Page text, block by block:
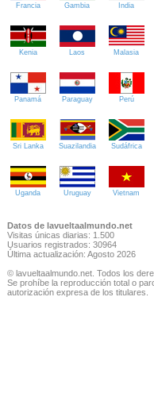
Francia Gambia India
Kenia Laos Malasia
Panamá Paraguay Perú
Sri Lanka Suazilandia Sudáfrica
Uganda Uruguay Vietnam
Datos de lavueltaalmundo.net
Visitas únicas diarias: 1.500
Usuarios registrados: 30964
Última actualización: Agosto 2026
© lavueltaalmundo.net. Todos los
Se prohíbe la reproducción total o
autorización expresa de los titulares.